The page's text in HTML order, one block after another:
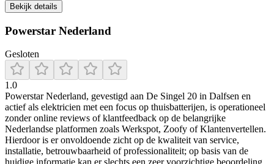
Bekijk details
Powerstar Nederland
Gesloten
1.0
Powerstar Nederland, gevestigd aan De Singel 20 in Dalfsen en
actief als elektricien met een focus op thuisbatterijen, is operationeel
zonder online reviews of klantfeedback op de belangrijke
Nederlandse platformen zoals Werkspot, Zoofy of Klantenvertellen.
Hierdoor is er onvoldoende zicht op de kwaliteit van service,
installatie, betrouwbaarheid of professionaliteit; op basis van de